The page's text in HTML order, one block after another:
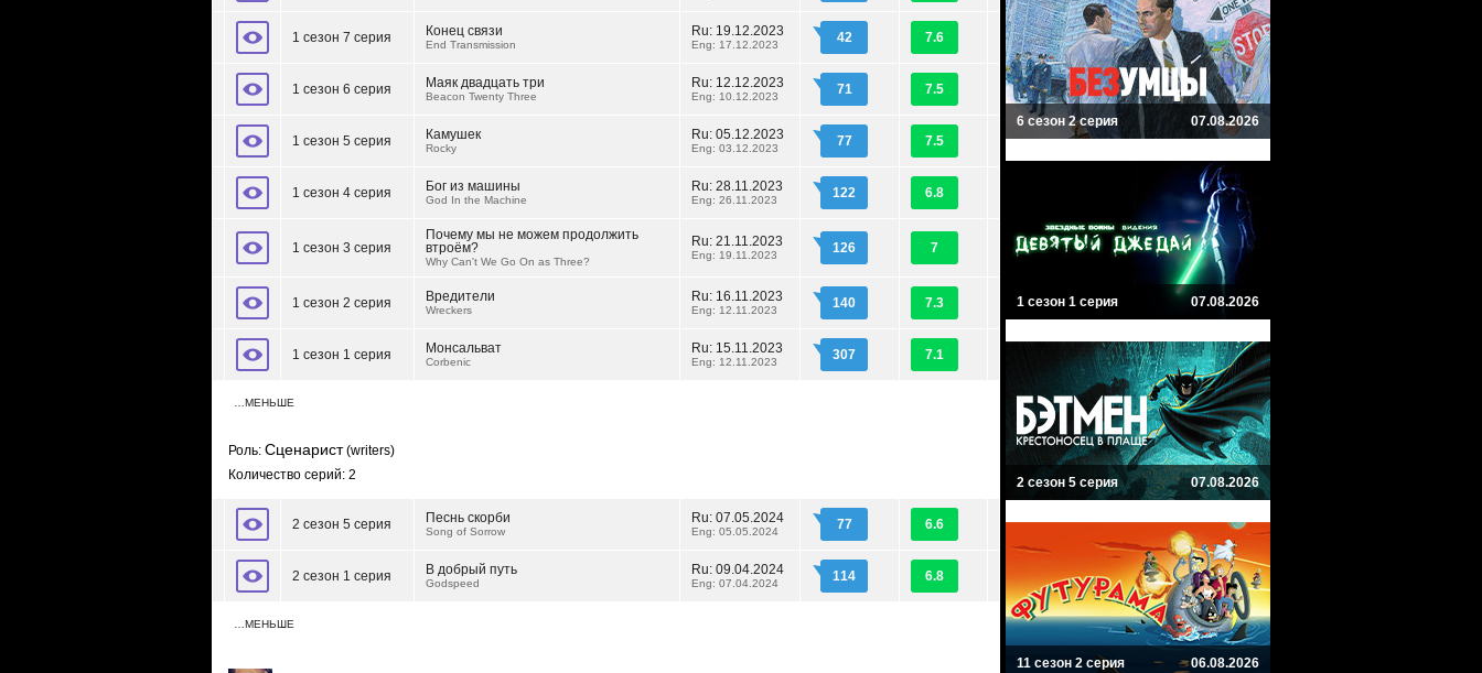
1 сезон 7 серия Конец связи
End Transmission
Ru: 19.12.2023
Eng: 17.12.2023 42 7.6
1 сезон 6 серия Маяк двадцать три
Beacon Twenty Three
Ru: 12.12.2023
Eng: 10.12.2023 71 7.5
1 сезон 5 серия Камушек
Rocky
Ru: 05.12.2023
Eng: 03.12.2023 77 7.5
1 сезон 4 серия Бог из машины
God In the Machine
Ru: 28.11.2023
Eng: 26.11.2023 122 6.8
1 сезон 3 серия
Почему мы не можем продолжить
втроём?
Why Can't We Go On as Three?
Ru: 21.11.2023
Eng: 19.11.2023 126 7
1 сезон 2 серия Вредители
Wreckers
Ru: 16.11.2023
Eng: 12.11.2023 140 7.3
1 сезон 1 серия Монсальват
Corbenic
Ru: 15.11.2023
Eng: 12.11.2023 307 7.1
…МЕНЬШЕ
Роль: Сценарист(writers)
Количество серий: 2
2 сезон 5 серия Песнь скорби
Song of Sorrow
Ru: 07.05.2024
Eng: 05.05.2024 77 6.6
2 сезон 1 серия В добрый путь
Godspeed
Ru: 09.04.2024
Eng: 07.04.2024 114 6.8
…МЕНЬШЕ
6 сезон 2 серия 07.08.2026
1 сезон 1 серия 07.08.2026
2 сезон 5 серия 07.08.2026
11 сезон 2 серия 06.08.2026